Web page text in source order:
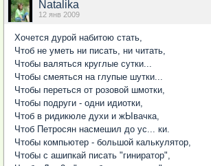
Natalika
12 янв 2009
Хочется дурой набитою стать,
Чтоб не уметь ни писать, ни читать,
Чтобы валяться круглые сутки...
Чтобы смеяться на глупые шутки...
Чтобы переться от розовой шмотки,
Чтобы подруги - одни идиотки,
Чтоб в ридикюле духи и жЫвачка,
Чтоб Петросян насмешил до ус... ки.
Чтобы компьютер - большой калькулятор,
Чтобы с ашипкай писать "гиниратор",